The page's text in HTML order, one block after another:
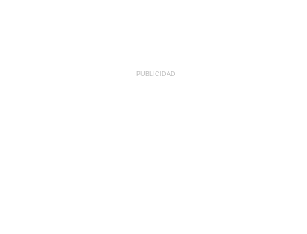
PUBLICIDAD